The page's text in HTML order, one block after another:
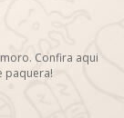
Confira aqui
paquera!